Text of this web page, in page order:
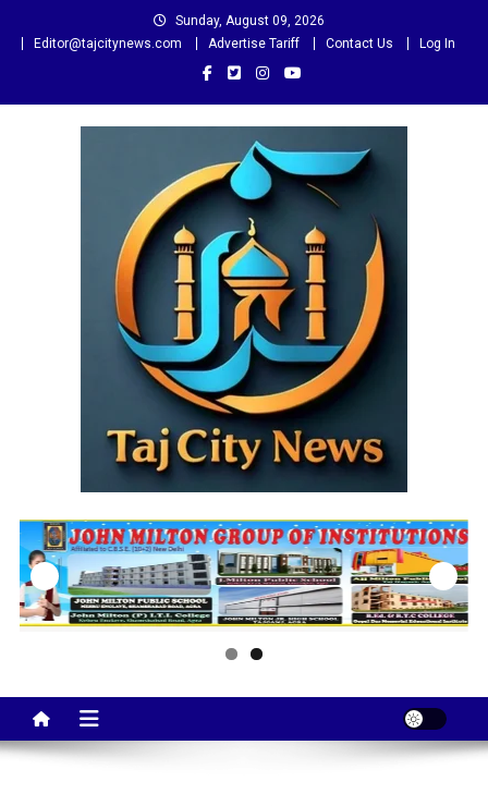
Sunday, August 09, 2026
Editor@tajcitynews.com
Advertise Tariff Contact Us Log In
Taj City News